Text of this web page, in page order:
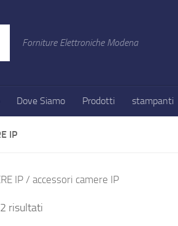
Forniture Elettroniche Modena
Dove Siamo Prodotti stampanti
IP
IP / accessori camere IP
risultati